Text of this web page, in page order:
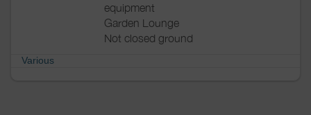
equipment
Garden Lounge
Not closed ground
Various